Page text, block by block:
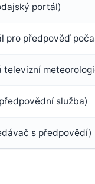
portál)
pro předpověď
televizní
služba)
s předpovědí)